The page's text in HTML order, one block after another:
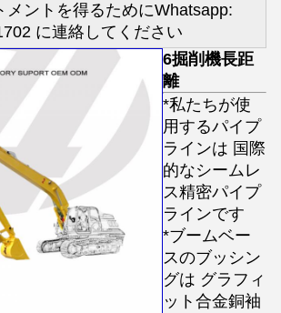
メントを得るためにWhatsapp:
に連絡してください
6掘削機長距
離
*私たちが使
用するパイプ
ラインは 国際
的なシームレ
ス精密パイプ
ラインです
*ブームベー
スのブッシン
グは グラフィ
ット合金銅袖